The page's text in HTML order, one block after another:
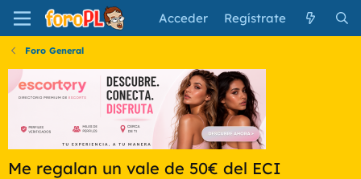
Acceder Regístrate
Foro General
Me regalan un vale de 50€ del ECI